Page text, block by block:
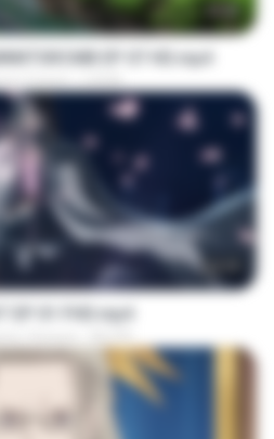
EP 07 HD.mp4
2 jours LOLKI
EP 01 FHD.mp4
14 jours BLITR